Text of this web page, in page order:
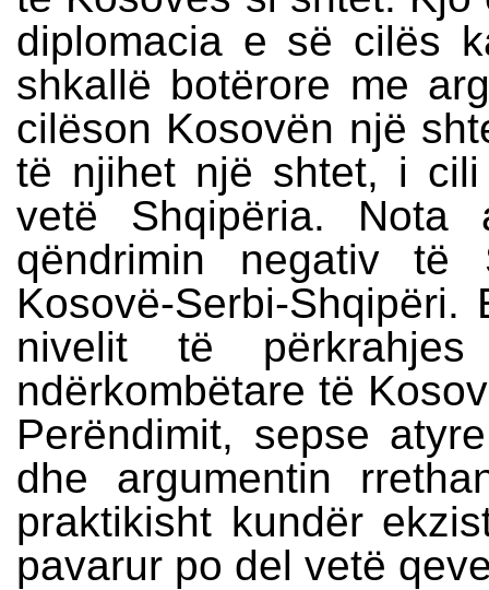
diplomacia e së cilës
shkallë botërore me
cilëson Kosovën një
të njihet një shtet, i
vetë Shqipëria. Nota
qëndrimin negativ të
Kosovë-Serbi-
nivelit të
ndërkombëtare të
Perëndimit, sepse
dhe argumentin
praktikisht kundër
pavarur po del vetë